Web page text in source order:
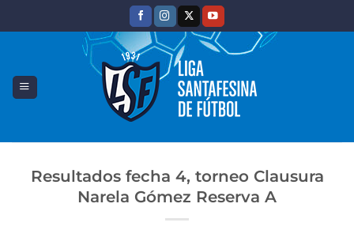
Resultados fecha 4, torneo Clausura
Narela Gómez Reserva A